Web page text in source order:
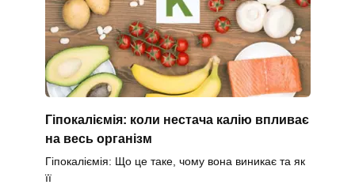
Гіпокаліємія: коли нестача калію впливає
на весь організм
Гіпокаліємія: Що це таке, чому вона виникає та як
її